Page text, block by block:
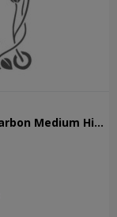
Cuerda 2ª Knobloch Clásica Actives CX Carbon Medium High Tens 402ACX